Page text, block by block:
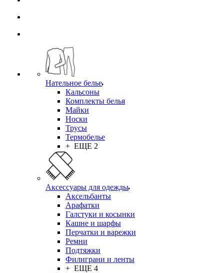
Нательное белье
Кальсоны
Комплекты белья
Майки
Носки
Трусы
Термобелье
+ ЕЩЕ 2
Аксессуары для одежды
Аксельбанты
Арафатки
Галстуки и косынки
Кашне и шарфы
Перчатки и варежки
Ремни
Подтяжки
Филиграни и ленты
+ ЕЩЕ 4